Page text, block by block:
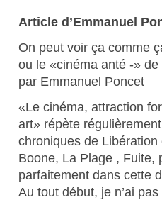
Article d’Emmanuel
On peut voir ça comme
ou le «cinéma anté -»
par Emmanuel Poncet
«Le cinéma, attraction
art» répète
chroniques de
Boone, La Plage , Fuite,
parfaitement dans cette
Au tout début, je n’ai